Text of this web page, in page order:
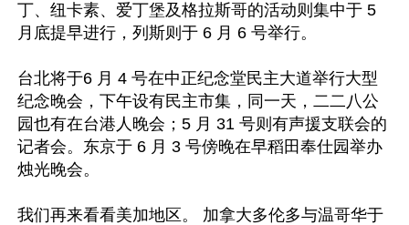
丁、纽卡素、爱丁堡及格拉斯哥的活动则集中于 5
月底提早进行，列斯则于 6 月 6 号举行。
台北将于6 月 4 号在中正纪念堂民主大道举行大型
纪念晚会，下午设有民主市集，同一天，二二八公
园也有在台港人晚会；5 月 31 号则有声援支联会的
记者会。东京于 6 月 3 号傍晚在早稻田奉仕园举办
烛光晚会。
我们再来看看美加地区。 加拿大多伦多与温哥华于